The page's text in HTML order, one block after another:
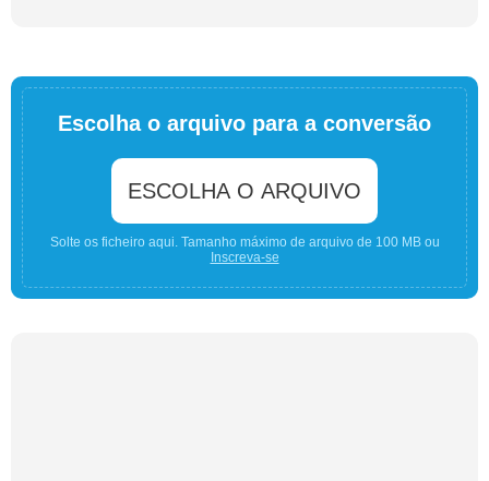
Escolha o arquivo para a conversão
ESCOLHA O ARQUIVO
Solte os ficheiro aqui. Tamanho máximo de arquivo de 100 MB ou
Inscreva-se